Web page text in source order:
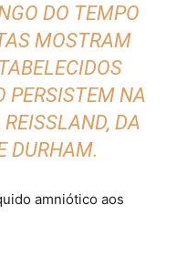
DO TEMPO
MOSTRAM
PERSISTEM NA
DA
DURHAM.
amniótico aos